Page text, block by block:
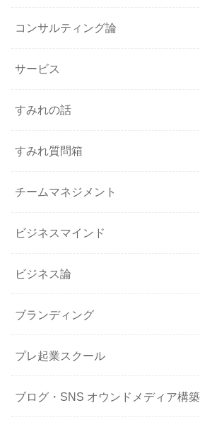
コンサルティング論
サービス
すみれの話
すみれ質問箱
チームマネジメント
ビジネスマインド
ビジネス論
ブランディング
プレ起業スクール
ブログ・SNS オウンドメディア構築